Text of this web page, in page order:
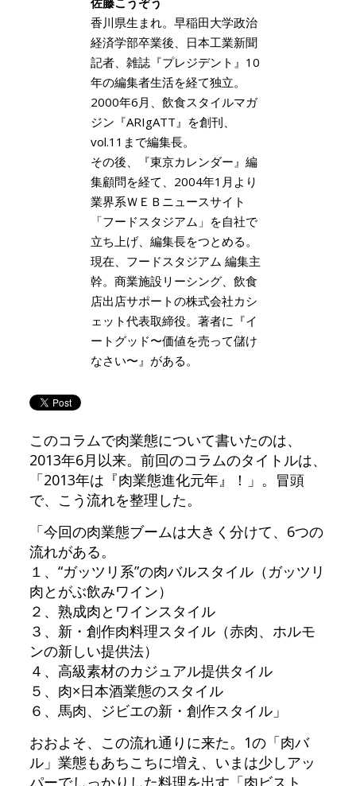
香川県生まれ。早稲田大学政治
経済学部卒業後、日本工業新聞
記者、雑誌『プレジデント』10
年の編集者生活を経て独立。
2000年6月、飲食スタイルマガ
ジン『ARIgATT』を創刊、
vol.11まで編集長。
その後、『東京カレンダー』編
集顧問を経て、2004年1月より
業界系ＷＥＢニュースサイト
「フードスタジアム」を自社で
立ち上げ、編集長をつとめる。
現在、フードスタジアム 編集主
幹。商業施設リーシング、飲食
店出店サポートの株式会社カシ
ェット代表取締役。著者に『イ
ートグッド〜価値を売って儲け
なさい〜』がある。
このコラムで肉業態について書いたのは、
2013年6月以来。前回のコラムのタイトルは、
「2013年は『肉業態進化元年』！」。冒頭
で、こう流れを整理した。
「今回の肉業態ブームは大きく分けて、6つの
流れがある。
１、“ガッツリ系”の肉バルスタイル（ガッツリ
肉とがぶ飲みワイン）
２、熟成肉とワインスタイル
３、新・創作肉料理スタイル（赤肉、ホルモ
ンの新しい提供法）
４、高級素材のカジュアル提供タイル
５、肉×日本酒業態のスタイル
６、馬肉、ジビエの新・創作スタイル」
おおよそ、この流れ通りに来た。1の「肉バ
ル」業態もあちこちに増え、いまは少しアッ
パーでしっかりした料理を出す「肉ビスト